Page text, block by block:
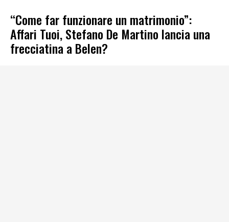
“Come far funzionare un matrimonio”:
Affari Tuoi, Stefano De Martino lancia una
frecciatina a Belen?